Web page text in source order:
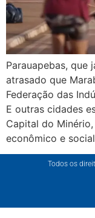
Parauapebas, que
atrasado que
Federação das
E outras cidades
Capital do
econômico e
Todos os